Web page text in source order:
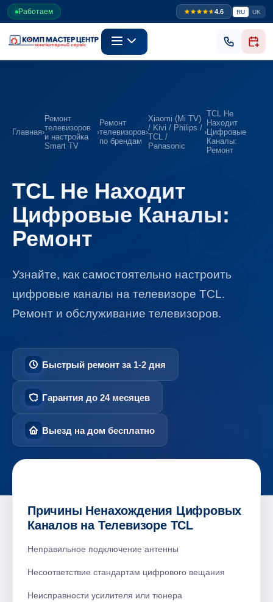
Работаем 4.6 RU UK
Главная›
Ремонт
телевизоров
и настройка
Smart TV
›
Ремонт
телевизоров
по брендам
›
Xiaomi (Mi TV)
/ Kivi / Philips /
TCL /
Panasonic
›
TCL Не
Находит
Цифровые
Каналы:
Ремонт
TCL Не Находит
Цифровые Каналы:
Ремонт
Узнайте, как самостоятельно настроить
цифровые каналы на телевизоре TCL.
Ремонт и обслуживание телевизоров.
Быстрый ремонт за 1-2 дня
Гарантия до 24 месяцев
Выезд на дом бесплатно
Причины Ненахождения Цифровых
Каналов на Телевизоре TCL
Неправильное подключение антенны
Несоответствие стандартам цифрового вещания
Неисправности усилителя или тюнера